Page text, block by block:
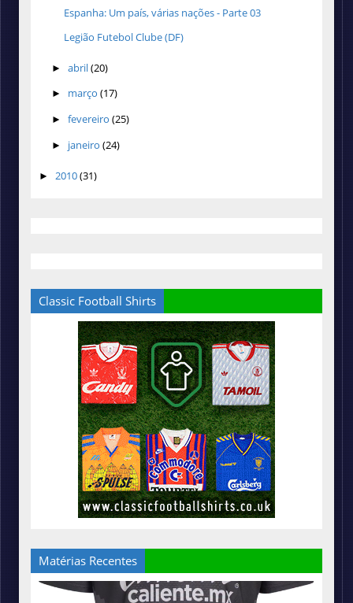
Espanha: Um país, várias nações - Parte 03
Legião Futebol Clube (DF)
► abril(20)
► março (17)
► fevereiro (25)
► janeiro (24)
► 2010(31)
Classic Football Shirts
Matérias Recentes